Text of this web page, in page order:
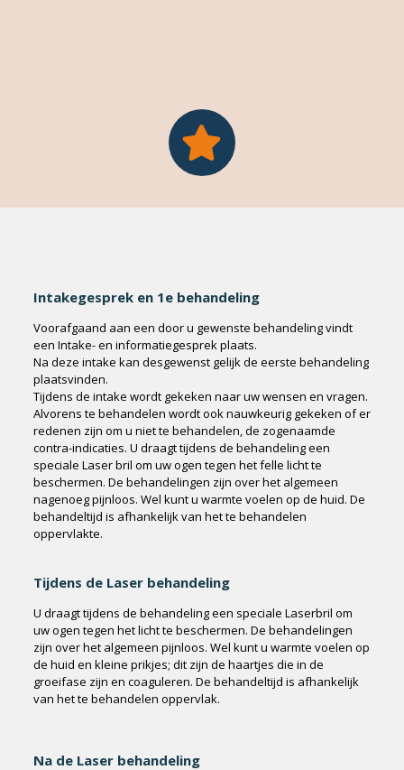
Intakegesprek en 1e behandeling
Voorafgaand aan een door u gewenste behandeling vindt
een Intake- en informatiegesprek plaats.
Na deze intake kan desgewenst gelijk de eerste behandeling
plaatsvinden.
Tijdens de intake wordt gekeken naar uw wensen en vragen.
Alvorens te behandelen wordt ook nauwkeurig gekeken of er
redenen zijn om u niet te behandelen, de zogenaamde
contra-indicaties. U draagt tijdens de behandeling een
speciale Laser bril om uw ogen tegen het felle licht te
beschermen. De behandelingen zijn over het algemeen
nagenoeg pijnloos. Wel kunt u warmte voelen op de huid. De
behandeltijd is afhankelijk van het te behandelen
oppervlakte.
Tijdens de Laser behandeling
U draagt tijdens de behandeling een speciale Laserbril om
uw ogen tegen het licht te beschermen. De behandelingen
zijn over het algemeen pijnloos. Wel kunt u warmte voelen op
de huid en kleine prikjes; dit zijn de haartjes die in de
groeifase zijn en coaguleren. De behandeltijd is afhankelijk
van het te behandelen oppervlak.
Na de Laser behandeling